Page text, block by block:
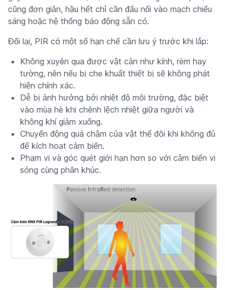
cũng đơn giản, hầu hết chỉ cần đấu nối vào mạch chiếu
sáng hoặc hệ thống báo động sẵn có.
Đổi lại, PIR có một số hạn chế cần lưu ý trước khi lắp:
Không xuyên qua được vật cản như kính, rèm hay
tường, nên nếu bị che khuất thiết bị sẽ không phát
hiện chính xác.
Dễ bị ảnh hưởng bởi nhiệt độ môi trường, đặc biệt
vào mùa hè khi chênh lệch nhiệt giữa người và
không khí giảm xuống.
Chuyển động quá chậm của vật thể đôi khi không đủ
để kích hoạt cảm biến.
Phạm vi và góc quét giới hạn hơn so với cảm biến vi
sóng cùng phân khúc.